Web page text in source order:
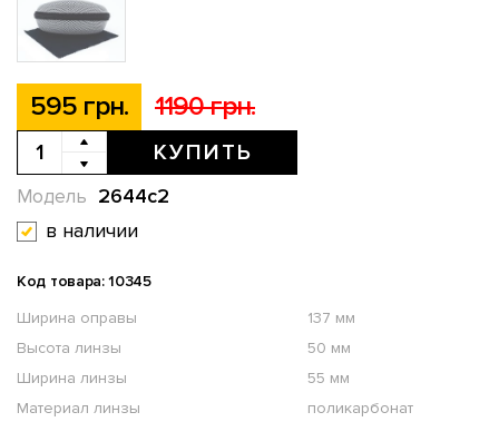
595 грн. 1190 грн.
КУПИТЬ
2644c2
Модель
в наличии
Код товара: 10345
Ширина оправы
137 мм
Высота линзы
50 мм
Ширина линзы
55 мм
Материал линзы
поликарбонат